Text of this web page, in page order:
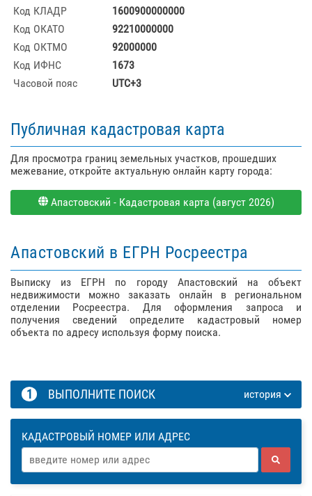
Код КЛАДР
1600900000000
Код ОКАТО
92210000000
Код ОКТМО
92000000
Код ИФНС
1673
Часовой пояс
UTC+3
Публичная кадастровая карта
Для просмотра границ земельных участков, прошедших
межевание, откройте актуальную онлайн карту города:
Апастовский - Кадастровая карта (август 2026)
Апастовский в ЕГРН Росреестра
Выписку из ЕГРН по городу Апастовский на объект
недвижимости можно заказать онлайн в региональном
отделении Росреестра. Для оформления запроса и
получения сведений определите кадастровый номер
объекта по адресу используя форму поиска.
1 ВЫПОЛНИТЕ ПОИСК история
КАДАСТРОВЫЙ НОМЕР ИЛИ АДРЕС